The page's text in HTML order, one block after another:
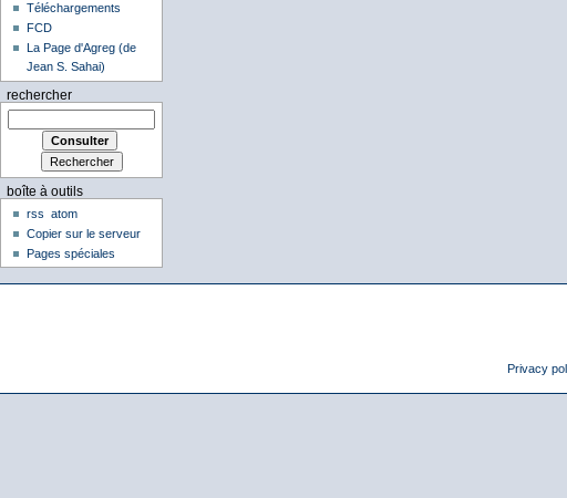
Téléchargements
FCD
La Page d'Agreg (de
Jean S. Sahai)
rechercher
boîte à outils
rss
atom
Copier sur le serveur
Pages spéciales
Privacy